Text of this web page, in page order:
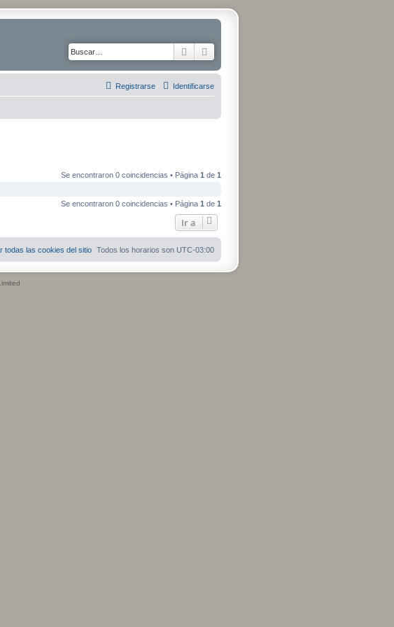
Buscar
Identificarse
Registrarse
Se encontraron 0 coincidencias • Página 1 de 1
Se encontraron 0 coincidencias • Página 1 de 1
Ir a
Todos los horarios son UTC-03:00
todas las cookies del sitio